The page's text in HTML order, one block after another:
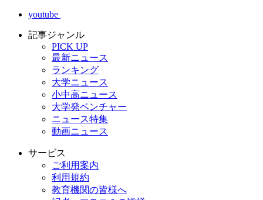
youtube
記事ジャンル
PICK UP
最新ニュース
ランキング
大学ニュース
小中高ニュース
大学発ベンチャー
ニュース特集
動画ニュース
サービス
ご利用案内
利用規約
教育機関の皆様へ